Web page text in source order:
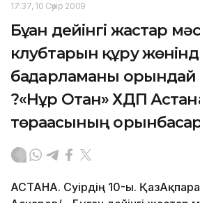
17:37, 10 Сәуір 2009
Бұған дейінгі жастар
клубтарын құру
бағдарламаны
?«Нұр Отан» ХДП
төрағасының
АСТАНА. Сәуірдің 10-ы.